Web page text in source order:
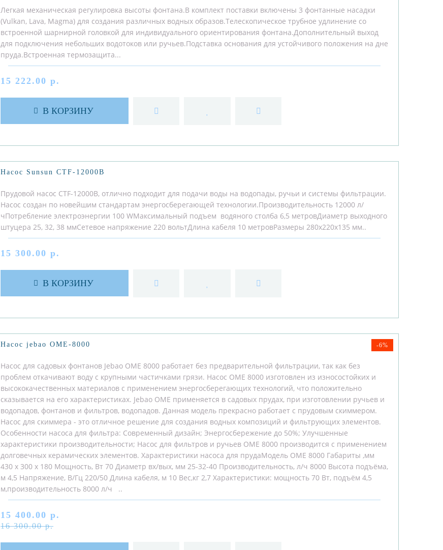
Легкая механическая регулировка высоты фонтана.В комплект поставки включены 3 фонтанные насадки
(Vulkan, Lava, Magma) для создания различных водных образов.Телескопическое трубное удлинение со
встроенной шарнирной головкой для индивидуального ориентирования фонтана.Дополнительный выход
для подключения небольших водотоков или ручьев.Подставка основания для устойчивого положения на дне
пруда.Встроенная термозащита...
15 222.00 р.
В КОРЗИНУ
Насос Sunsun CTF-12000B
Прудовой насос CTF-12000B, отлично подходит для подачи воды на водопады, ручьи и системы фильтрации.
Насос создан по новейшим стандартам энергосберегающей технологии.Производительность 12000 л/
чПотребление электроэнергии 100 WМаксимальный подъем водяного столба 6,5 метровДиаметр выходного
штуцера 25, 32, 38 ммСетевое напряжение 220 вольтДлина кабеля 10 метровРазмеры 280х220х135 мм..
15 300.00 р.
В КОРЗИНУ
-6%
Насос jebao ОМЕ-8000
Насос для садовых фонтанов Jebao OME 8000 работает без предварительной фильтрации, так как без
проблем откачивают воду с крупными частичками грязи. Насос OME 8000 изготовлен из износостойких и
высококачественных материалов с применением энергосберегающих технологий, что положительно
сказывается на его характеристиках. Jebao OME применяется в садовых прудах, при изготовлении ручьев и
водопадов, фонтанов и фильтров, водопадов. Данная модель прекрасно работает с прудовым скиммером.
Насос для скиммера - это отличное решение для создания водных композиций и фильтрующих элементов.
Особенности насоса для фильтра: Современный дизайн; Энергосбережение до 50%; Улучшенные
характеристики производительности; Насос для фильтров и ручьев OME 8000 производится с применением
долговечных керамических элементов. Характеристики насоса для прудаМодель OME 8000 Габариты ,мм
430 х 300 х 180 Мощность, Вт 70 Диаметр вх/вых, мм 25-32-40 Производительность, л/ч 8000 Высота подъёма,
м 4,5 Напряжение, В/Гц 220/50 Длина кабеля, м 10 Вес,кг 2,7 Характеристики: мощность 70 Вт, подъём 4,5
м,производительность 8000 л/ч ..
15 400.00 р.
16 300.00 р.